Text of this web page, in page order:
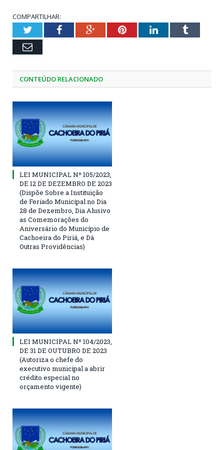
COMPARTILHAR:
TwitterFacebookGoogle+PinterestLinkedInTumblr
Email
CONTEÚDO RELACIONADO
LEI MUNICIPAL Nº 105/2023,
DE 12 DE DEZEMBRO DE 2023
(Dispõe Sobre a Instituição
de Feriado Municipal no Dia
28 de Dezembro, Dia Alusivo
as Comemorações do
Aniversário do Município de
Cachoeira do Piriá, e Dá
Outras Providências)
LEI MUNICIPAL Nº 104/2023,
DE 31 DE OUTUBRO DE 2023
(Autoriza o chefe do
executivo municipal a abrir
crédito especial no
orçamento vigente)